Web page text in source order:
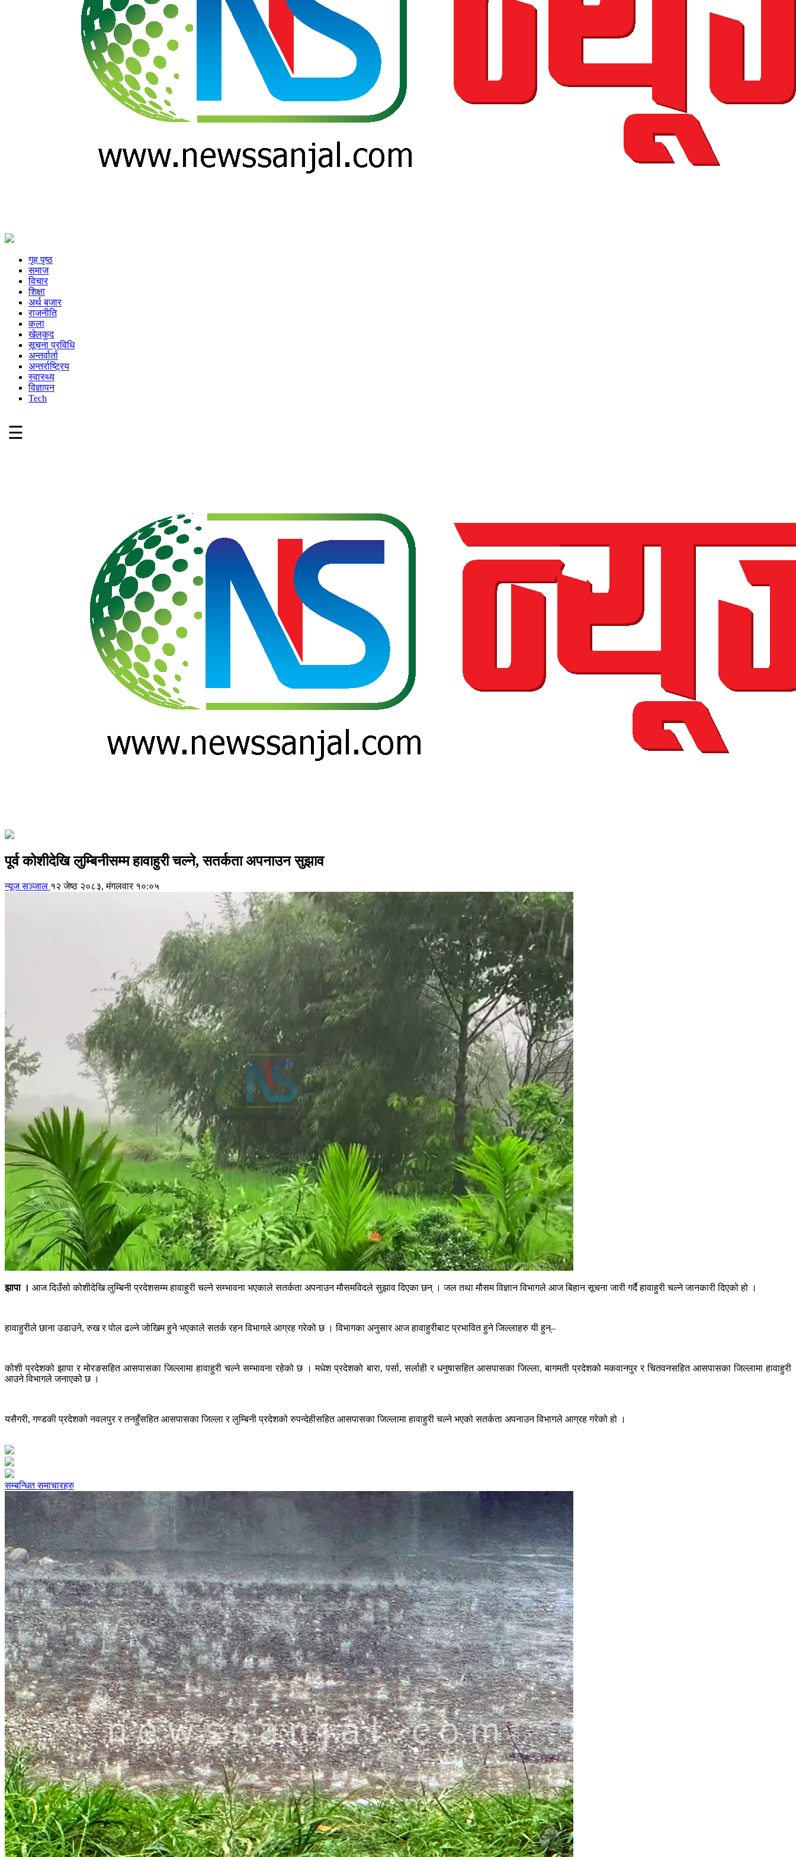
गृह पृष्ठ
समाज
विचार
शिक्षा
अर्थ बजार
राजनीति
कला
खेलकुद
सूचना प्रविधि
अन्तर्वार्ता
अन्तर्राष्ट्रिय
स्वास्थ्य
विज्ञापन
Tech
☰
पूर्व कोशीदेखि लुम्बिनीसम्म हावाहुरी चल्ने, सतर्कता अपनाउन सुझाव
न्यूज सञ्जाल १२ जेष्ठ २०८३, मंगलवार १०:०५
झापा । आज दिउँसो कोशीदेखि लुम्बिनी प्रदेशसम्म हावाहुरी चल्ने सम्भावना भएकाले सतर्कता अपनाउन मौसमविदले सुझाव दिएका छन् । जल तथा मौसम विज्ञान विभागले आज बिहान सूचना जारी गर्दै हावाहुरी चल्ने जानकारी दिएको हो ।
हावाहुरीले छाना उडाउने, रुख र पोल ढल्ने जोखिम हुने भएकाले सतर्क रहन विभागले आग्रह गरेको छ । विभागका अनुसार आज हावाहुरीबाट प्रभावित हुने जिल्लाहरु यी हुन्–
कोशी प्रदेशको झापा र मोरङसहित आसपासका जिल्लामा हावाहुरी चल्ने सम्भावना रहेको छ । मधेश प्रदेशको बारा, पर्सा, सर्लाही र धनुषासहित आसपासका जिल्ला, बागमती प्रदेशको मकवानपुर र चितवनसहित आसपासका जिल्लामा हावाहुरी
आउने विभागले जनाएको छ ।
यसैगरी, गण्डकी प्रदेशको नवलपुर र तनहुँसहित आसपासका जिल्ला र लुम्बिनी प्रदेशको रुपन्देहीसहित आसपासका जिल्लामा हावाहुरी चल्ने भएको सतर्कता अपनाउन विभागले आग्रह गरेको हो ।
सम्बन्धित समाचारहरु